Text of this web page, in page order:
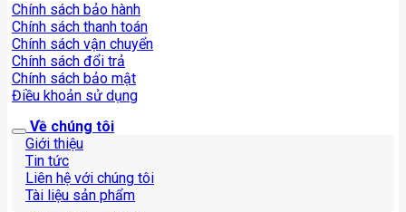
Chính sách bảo hành
Chính sách thanh toán
Chính sách vận chuyển
Chính sách đổi trả
Chính sách bảo mật
Điều khoản sử dụng
Về chúng tôi
Giới thiệu
Tin tức
Liên hệ với chúng tôi
Tài liệu sản phẩm